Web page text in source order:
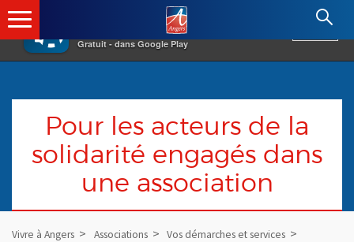
×
Gratuit - dans Google Play
Angers.fr : Retour à l'accueil
Pour les acteurs de la
solidarité engagés dans
une association
Vivre à Angers Associations
Vos démarches et services